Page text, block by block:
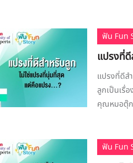
ฟัน Fun
แปรงที่
แปรงที่ดีส
ลูกเป็นเรื่
คุณหมอตุ๊ก
ฟัน Fun